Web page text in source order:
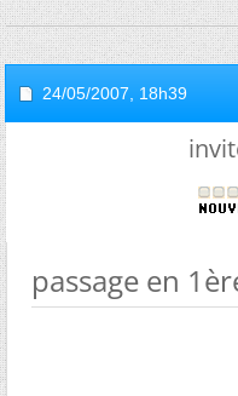
24/05/2007, 18h39
passage en